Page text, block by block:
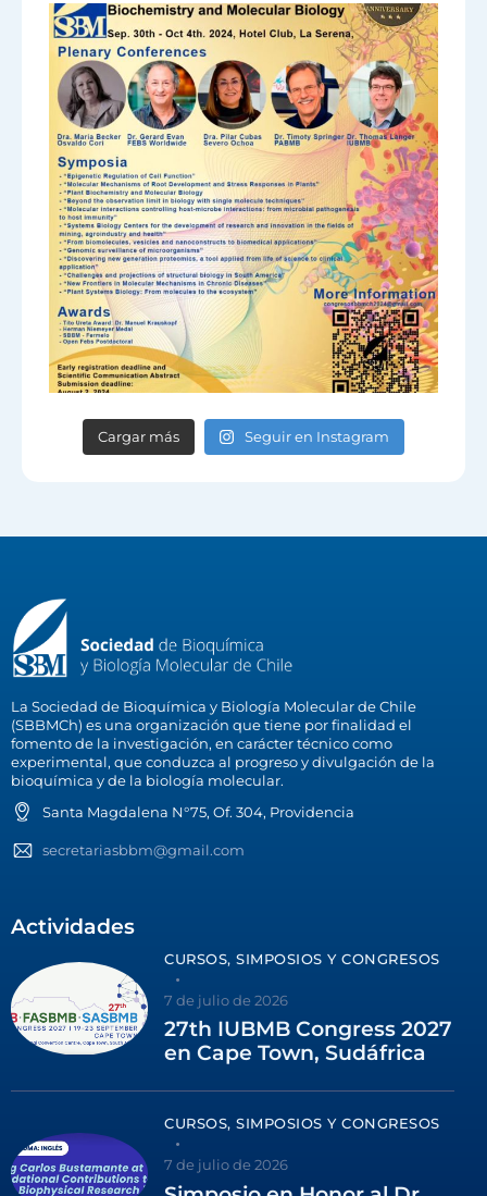
Cargar más Seguir en Instagram
La Sociedad de Bioquímica y Biología Molecular de Chile
(SBBMCh) es una organización que tiene por finalidad el
fomento de la investigación, en carácter técnico como
experimental, que conduzca al progreso y divulgación de la
bioquímica y de la biología molecular.
Santa Magdalena N°75, Of. 304, Providencia
secretariasbbm@gmail.com
Actividades
CURSOS, SIMPOSIOS Y CONGRESOS
7 de julio de 2026
27th IUBMB Congress 2027
en Cape Town, Sudáfrica
CURSOS, SIMPOSIOS Y CONGRESOS
7 de julio de 2026